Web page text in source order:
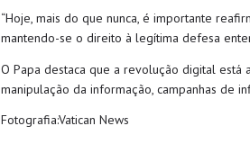
“Hoje, mais do que nunca, é importante
mantendo-se o direito à legítima defesa
O Papa destaca que a revolução digital está
manipulação da informação, campanhas de
Fotografia:Vatican News